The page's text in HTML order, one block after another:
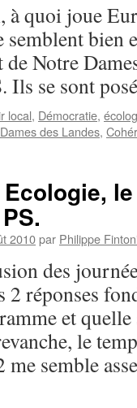
à quoi joue
bien
de Notre
Ils se sont
local, Démocratie,
des Landes,
2010par Philippe
des
2 réponses
et
le
me semble